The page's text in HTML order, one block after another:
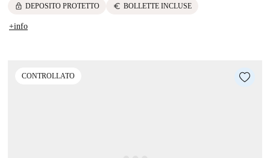
lock DEPOSITO PROTETTO euro BOLLETTE INCLUSE
+info
CONTROLLATO